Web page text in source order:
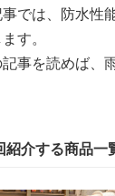
では、防水性
す。
記事を読めば、
紹介する商品一